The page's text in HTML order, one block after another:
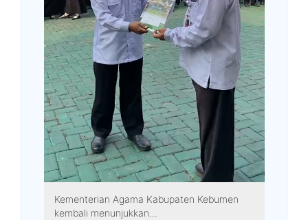
Kementerian Agama Kabupaten Kebumen
kembali menunjukkan...